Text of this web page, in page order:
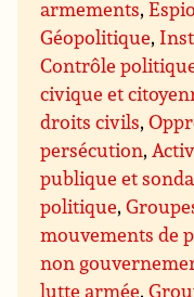
armements,
Géopolitique,
Contrôle
civique et
droits civils,
persécution,
publique et
politique,
mouvements de
non
lutte armée,